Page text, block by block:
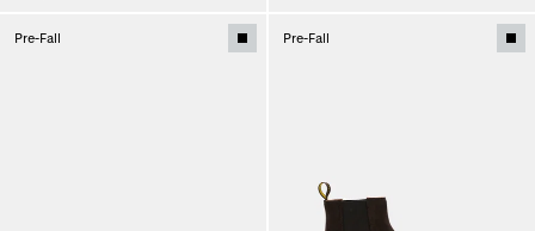
Pre-Fall Pre-Fall